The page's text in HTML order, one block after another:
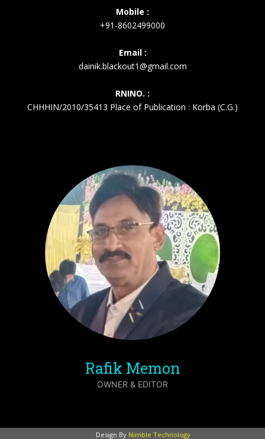
Mobile :
+91-8602499000
Email :
dainik.blackout1@gmail.com
RNINO. :
CHHHIN/2010/35413 Place of Publication : Korba (C.G.)
Rafik Memon
OWNER & EDITOR
Design By Nimble Technology